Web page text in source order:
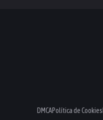
DMCAPolítica de Cookies